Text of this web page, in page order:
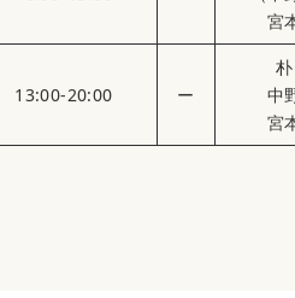
宮
13:00-20:00 ー
朴
中
宮